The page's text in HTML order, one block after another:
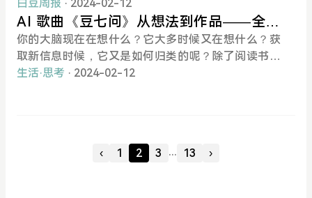
板，打上标签，放入到 Heptabase 的卡片库中，单
独的信息使用提到@功能，比如参加了公司什么活动
思维跳跃很好玩，工作上又突然来个
中提到的方式。而是非常灵活，只「强制」自己在 2
1:00 断网（实在不能做到也没关系），之后干啥都
行，第二天起床时间也不强制。 不过开始后，逐渐形
成了自己的体系非常有趣：第 5 天开始在微博上开话
题进行记录把自己的微信昵称都改了逐渐优化把未来
的工作。给床头灯设置自动开
质」，是我们理解体验世界的重要一环。书籍、他人
都是「中介」。书籍是有意义的文字的集合，也是由
人创造的，写的内容也是其他人的所感、所认识。和
他人对话，是在当下直接用语言这一工具来「调用」
网，是不能没有的。他人不是地狱，他人是「拯救之
初三）🤔一周复盘本周关键词：「春节」「5amproje
ct」「豆七问」本周一半时间在北京，一半时间在河
北；一半时间在工作，一半时间在假期。除了节前加
班更改方案改到生理呕吐，其他都感觉非常不错，还
是要归功于开始 #5amproject 挑战，虽说是早 5 点
档，发现一天都没有断地进行了下来，大年三十晚上
白豆周报 · 2024-02-12
AI 歌曲《豆七问》从想法到作品——全过
程解析
你的大脑现在在想什么？它大多时候又在想什么？获
取新信息时候，它又是如何归类的呢？除了阅读书
籍、少数集中工作的时间之外，我几乎无法控制自己
都能想起。尝试在这篇文章中，回顾一下自制的这首
生活·思考 · 2024-02-12
‹ 1 2 3 ... 13 ›